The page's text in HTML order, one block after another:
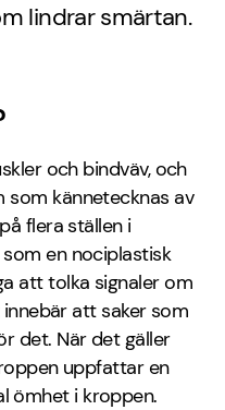
lindrar smärtan.
och bindväv, och
kännetecknas av
flera ställen i
en nociplastisk
att tolka signaler om
att saker som
det. När det gäller
uppfattar en
ömhet i kroppen.